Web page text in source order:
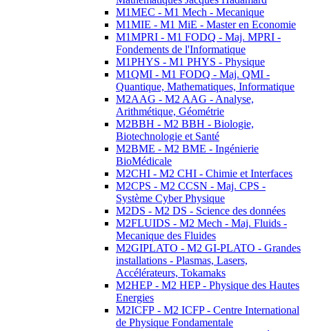
M1MEC - M1 Mech - Mecanique
M1MIE - M1 MiE - Master en Economie
M1MPRI - M1 FODQ - Maj. MPRI -
Fondements de l'Informatique
M1PHYS - M1 PHYS - Physique
M1QMI - M1 FODQ - Maj. QMI -
Quantique, Mathematiques, Informatique
M2AAG - M2 AAG - Analyse,
Arithmétique, Géométrie
M2BBH - M2 BBH - Biologie,
Biotechnologie et Santé
M2BME - M2 BME - Ingénierie
BioMédicale
M2CHI - M2 CHI - Chimie et Interfaces
M2CPS - M2 CCSN - Maj. CPS -
Système Cyber Physique
M2DS - M2 DS - Science des données
M2FLUIDS - M2 Mech - Maj. Fluids -
Mecanique des Fluides
M2GIPLATO - M2 GI-PLATO - Grandes
installations - Plasmas, Lasers,
Accélérateurs, Tokamaks
M2HEP - M2 HEP - Physique des Hautes
Energies
M2ICFP - M2 ICFP - Centre International
de Physique Fondamentale